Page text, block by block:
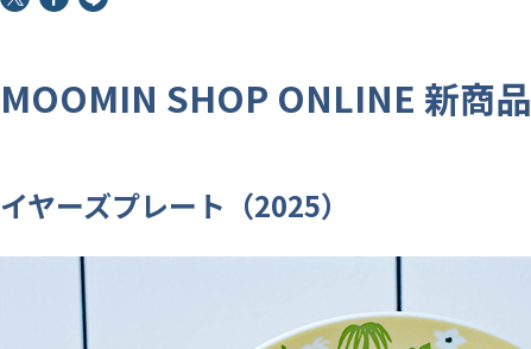
MOOMIN SHOP ONLINE 新商品
イヤーズプレート（2025）